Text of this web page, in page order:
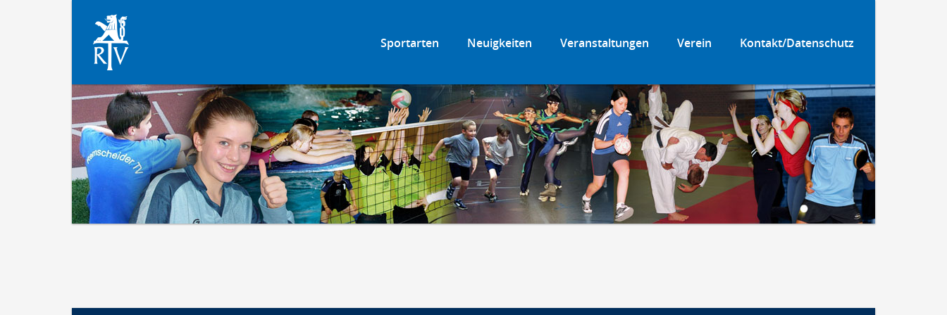
Kontakt/Datenschutz
Verein
Veranstaltungen
Neuigkeiten
Sportarten